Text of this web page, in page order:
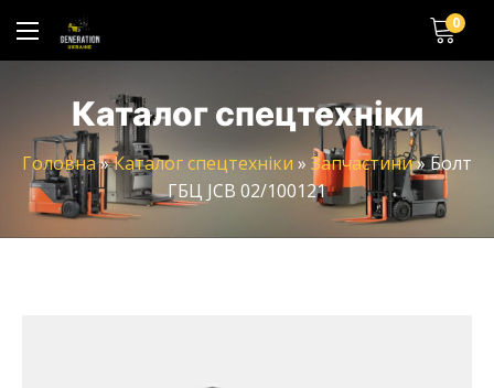
0
Каталог спецтехніки
Головна»Каталог спецтехніки » Запчастини»Болт
ГБЦ JCB 02/100121